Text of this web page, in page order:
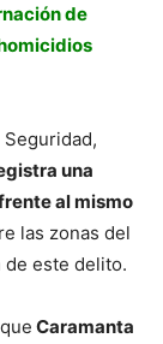
de
una
al mismo
las zonas del
de este delito.
Caramanta